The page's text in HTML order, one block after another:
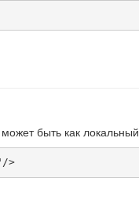
быть как
>